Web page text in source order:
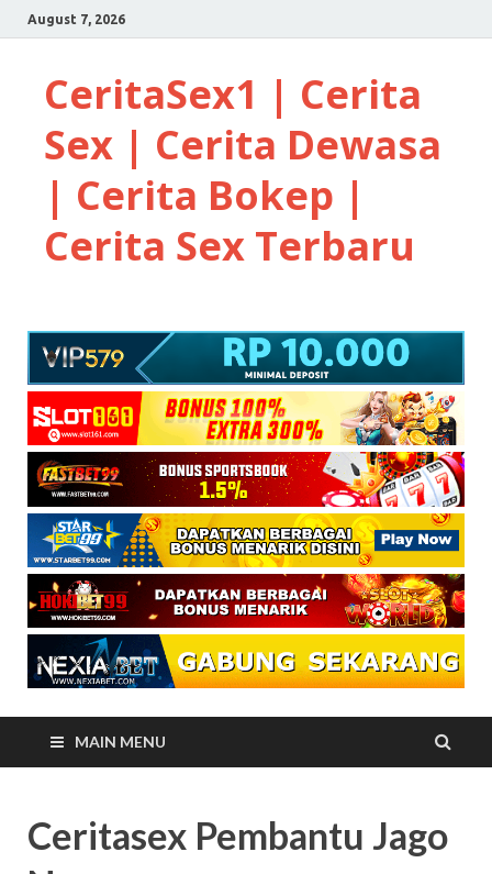
August 7, 2026
CeritaSex1 | Cerita
Sex | Cerita Dewasa
| Cerita Bokep |
Cerita Sex Terbaru
MAIN MENU
Ceritasex Pembantu Jago